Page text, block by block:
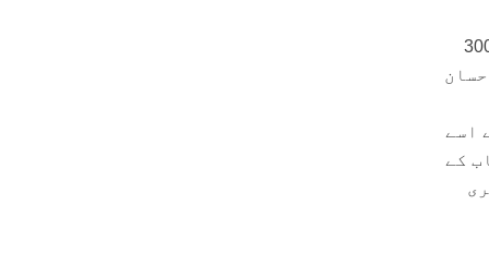
ہو جاتی ہے۔ لاہور‘ اسلام آباد موٹروے کا طول ‘زیادہ سے زیادہ 300
احسان
اسے
کے